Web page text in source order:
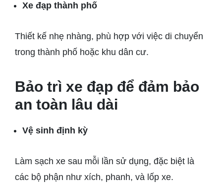
Xe đạp thành phố
Thiết kế nhẹ nhàng, phù hợp với việc di chuyển
trong thành phố hoặc khu dân cư.
Bảo trì xe đạp để đảm bảo
an toàn lâu dài
Vệ sinh định kỳ
Làm sạch xe sau mỗi lần sử dụng, đặc biệt là
các bộ phận như xích, phanh, và lốp xe.